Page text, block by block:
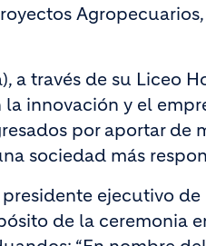
a través de su Liceo
innovación y el
por aportar
sociedad más
ejecutivo
de la ceremonia